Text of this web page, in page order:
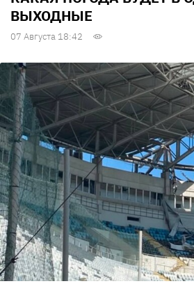
ВЫХОДНЫЕ
07 Августа 18:42